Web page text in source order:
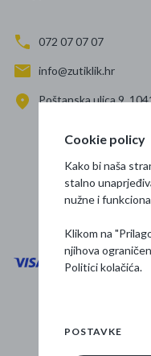
072 07 07 07
info@zutiklik.hr
Poštanska ulica 9,
Cookie policy
Kako bi naša
stalno
nužne i
Klikom na
njihova
Politici kolačića.
POSTAVKE